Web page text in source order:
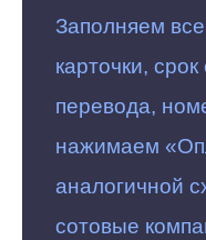
Заполняем
карточки,
перевода,
нажимаем
аналогичной
сотовые